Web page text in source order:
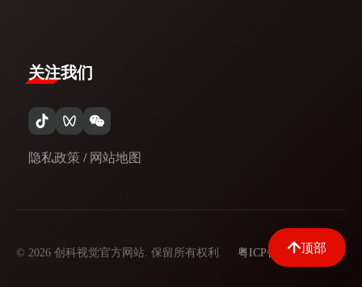
顶部
关注我们
隐私政策 / 网站地图
© 2026 创科视觉官方网站. 保留所有权利. 粤ICP备09097329号